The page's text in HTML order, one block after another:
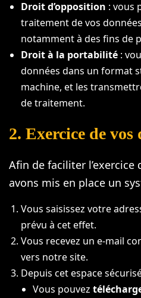
Droit d’opposition : vous
traitement de vos
notamment à des fins de
Droit à la portabilité :
données dans un format
machine, et les
de traitement.
2. Exercice de vos
Afin de faciliter l’exercice
avons mis en place un
Vous saisissez votre
prévu à cet effet.
Vous recevez un e-mail
vers notre site.
Depuis cet espace
Vous pouvez